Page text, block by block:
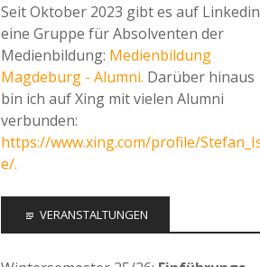
Seit Oktober 2023 gibt es auf Linkedin
eine Gruppe für Absolventen der
Medienbildung: Medienbildung
Magdeburg - Alumni. Darüber hinaus
bin ich auf Xing mit vielen Alumni
verbunden:
https://www.xing.com/profile/
e/.
VERANSTALTUNGEN